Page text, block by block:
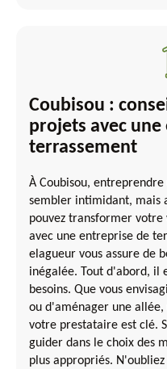
Coubisou :
projets avec
terrassement
À Coubisou,
sembler intimidant, mais
pouvez transformer
avec une entreprise de
elagueur vous assure de
inégalée. Tout d'abord, il
besoins. Que vous
ou d'aménager une
votre prestataire est clé.
guider dans le choix des
plus appropriés.